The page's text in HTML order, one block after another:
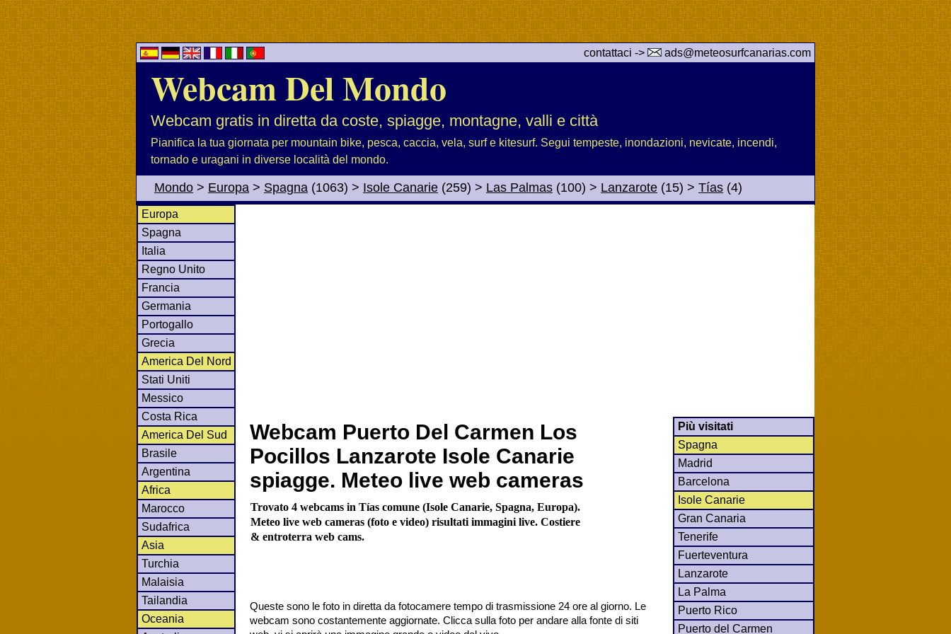
contattaci -> ads@meteosurfcanarias.com
Webcam Del Mondo
Webcam gratis in diretta da coste, spiagge, montagne, valli e città
Pianifica la tua giornata per mountain bike, pesca, caccia, vela, surf e kitesurf. Segui tempeste, inondazioni, nevicate, incendi,
tornado e uragani in diverse località del mondo.
Mondo > Europa > Spagna (1063) > Isole Canarie (259) > Las Palmas (100) > Lanzarote (15) > Tías (4)
Europa
Spagna
Italia
Regno Unito
Francia
Germania
Portogallo
Grecia
America Del Nord
Stati Uniti
Messico
Costa Rica
America Del Sud
Brasile
Argentina
Africa
Marocco
Sudafrica
Asia
Turchia
Malaisia
Tailandia
Oceania
Webcam Puerto Del Carmen Los
Pocillos Lanzarote Isole Canarie
spiagge. Meteo live web cameras
Trovato 4 webcams in Tías comune (Isole Canarie, Spagna, Europa).
Meteo live web cameras (foto e video) risultati immagini live. Costiere
& entroterra web cams.
Queste sono le foto in diretta da fotocamere tempo di trasmissione 24 ore al giorno. Le
webcam sono costantemente aggiornate. Clicca sulla foto per andare alla fonte di siti
Più visitati
Spagna
Madrid
Barcelona
Isole Canarie
Gran Canaria
Tenerife
Fuerteventura
Lanzarote
La Palma
Puerto Rico
Puerto del Carmen